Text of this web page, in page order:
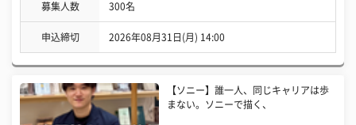
募集人数 300名
申込締切 2026年08月31日(月) 14:00
【ソニー】誰一人、同じキャリアは歩
まない。ソニーで描く、